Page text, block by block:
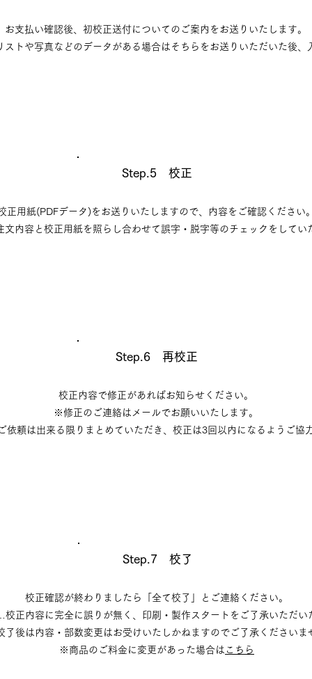
お支払い確認後、初校正送付についてのご案内をお送りいたします。
トや写真などのデータがある場合はそちらをお送りいただいた後、
Step.5 校正
正用紙(PDFデータ)をお送りいたしますので、内容をご確認ください。
内容と校正用紙を照らし合わせて誤字・脱字等のチェックをしてい
Step.6 再校正
校正内容で修正があればお知らせください。
※修正のご連絡はメールでお願いいたします。
頼は出来る限りまとめていただき、校正は3回以内になるようご協
Step.7 校了
校正確認が終わりましたら「全て校了」とご連絡ください。
正内容に完全に誤りが無く、印刷・製作スタートをご了承いただい
後は内容・部数変更はお受けいたしかねますのでご了承くださいま
※商品のご料金に変更があった場合は こちら